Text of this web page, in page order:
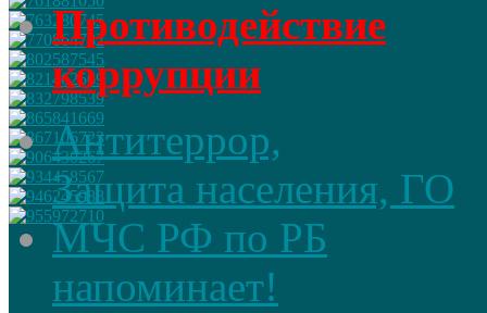
Противодействие
коррупции
Антитеррор,
Защита населения, ГО
МЧС РФ по РБ
напоминает!